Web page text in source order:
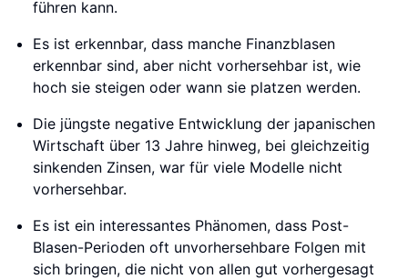
führen kann.
Es ist erkennbar, dass manche Finanzblasen
erkennbar sind, aber nicht vorhersehbar ist, wie
hoch sie steigen oder wann sie platzen werden.
Die jüngste negative Entwicklung der japanischen
Wirtschaft über 13 Jahre hinweg, bei gleichzeitig
sinkenden Zinsen, war für viele Modelle nicht
vorhersehbar.
Es ist ein interessantes Phänomen, dass Post-
Blasen-Perioden oft unvorhersehbare Folgen mit
sich bringen, die nicht von allen gut vorhergesagt